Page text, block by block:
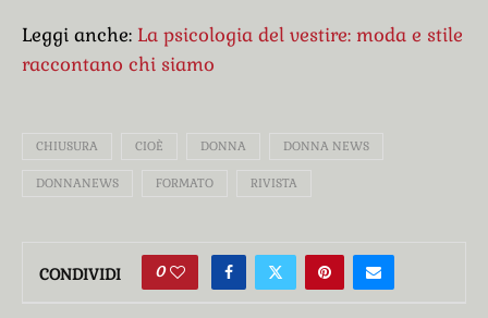
Leggi anche: La psicologia del vestire: moda e stile
raccontano chi siamo
CHIUSURA CIOÈ DONNA DONNA NEWS
DONNANEWS FORMATO RIVISTA
CONDIVIDI 0